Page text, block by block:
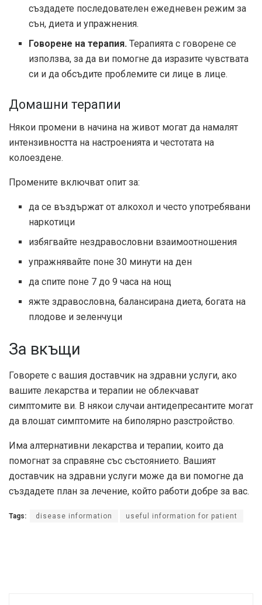
създадете последователен ежедневен режим за
сън, диета и упражнения.
Говорене на терапия.Терапията с говорене се
използва, за да ви помогне да изразите чувствата
си и да обсъдите проблемите си лице в лице.
Домашни терапии
Някои промени в начина на живот могат да намалят
интензивността на настроенията и честотата на
колоездене.
Промените включват опит за:
да се въздържат от алкохол и често употребявани
наркотици
избягвайте нездравословни взаимоотношения
упражнявайте поне 30 минути на ден
да спите поне 7 до 9 часа на нощ
яжте здравословна, балансирана диета, богата на
плодове и зеленчуци
За вкъщи
Говорете с вашия доставчик на здравни услуги, ако
вашите лекарства и терапии не облекчават
симптомите ви. В някои случаи антидепресантите могат
да влошат симптомите на биполярно разстройство.
Има алтернативни лекарства и терапии, които да
помогнат за справяне със състоянието. Вашият
доставчик на здравни услуги може да ви помогне да
създадете план за лечение, който работи добре за вас.
Tags: disease information useful information for patient